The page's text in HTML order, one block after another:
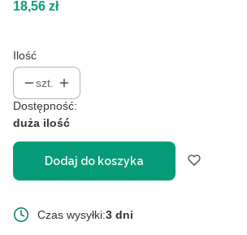
18,56 zł
Ilość
szt.
Dostępność:
duża ilość
Dodaj do koszyka
Czas wysyłki:3 dni